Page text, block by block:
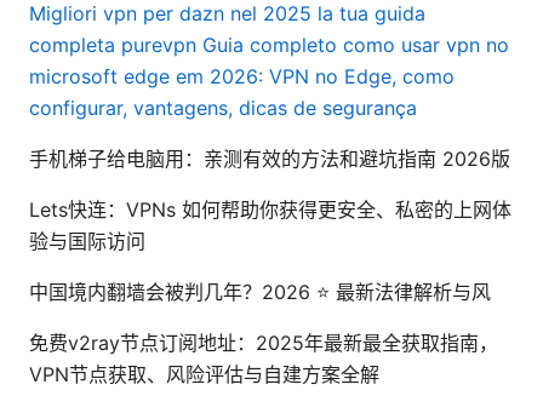
Migliori vpn per dazn nel 2025 la tua guida
completa purevpn Guia completo como usar vpn no
microsoft edge em 2026: VPN no Edge, como
configurar, vantagens, dicas de segurança
手机梯子给电脑用：亲测有效的方法和避坑指南 2026版
Lets快连：VPNs 如何帮助你获得更安全、私密的上网体
验与国际访问
中国境内翻墙会被判几年？2026 ⭐ 最新法律解析与风
免费v2ray节点订阅地址：2025年最新最全获取指南，
VPN节点获取、风险评估与自建方案全解